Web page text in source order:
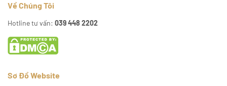
Về Chúng Tôi
Hotline tư vấn: 039 448 2202
Sơ Đồ Website